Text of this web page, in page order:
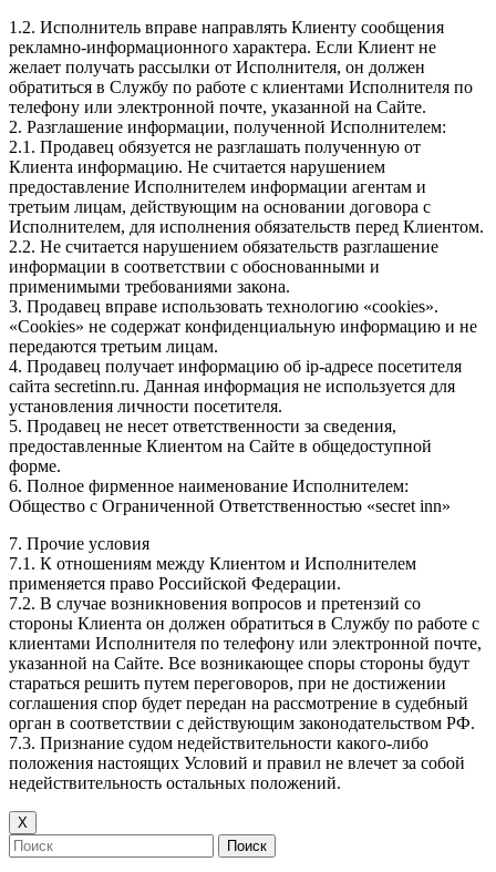
1.2. Исполнитель вправе направлять Клиенту сообщения
рекламно-информационного характера. Если Клиент не
желает получать рассылки от Исполнителя, он должен
обратиться в Службу по работе с клиентами Исполнителя по
телефону или электронной почте, указанной на Сайте.
2. Разглашение информации, полученной Исполнителем:
2.1. Продавец обязуется не разглашать полученную от
Клиента информацию. Не считается нарушением
предоставление Исполнителем информации агентам и
третьим лицам, действующим на основании договора с
Исполнителем, для исполнения обязательств перед Клиентом.
2.2. Не считается нарушением обязательств разглашение
информации в соответствии с обоснованными и
применимыми требованиями закона.
3. Продавец вправе использовать технологию «cookies».
«Cookies» не содержат конфиденциальную информацию и не
передаются третьим лицам.
4. Продавец получает информацию об ip-адресе посетителя
сайта secretinn.ru. Данная информация не используется для
установления личности посетителя.
5. Продавец не несет ответственности за сведения,
предоставленные Клиентом на Сайте в общедоступной
форме.
6. Полное фирменное наименование Исполнителем:
Общество с Ограниченной Ответственностью «secret inn»
7. Прочие условия
7.1. К отношениям между Клиентом и Исполнителем
применяется право Российской Федерации.
7.2. В случае возникновения вопросов и претензий со
стороны Клиента он должен обратиться в Службу по работе с
клиентами Исполнителя по телефону или электронной почте,
указанной на Сайте. Все возникающее споры стороны будут
стараться решить путем переговоров, при не достижении
соглашения спор будет передан на рассмотрение в судебный
орган в соответствии с действующим законодательством РФ.
7.3. Признание судом недействительности какого-либо
положения настоящих Условий и правил не влечет за собой
недействительность остальных положений.
Х
Поиск